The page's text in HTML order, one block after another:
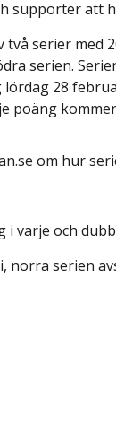
supporter att
serier med
serien.
28
poäng
om hur
i varje och
norra serien